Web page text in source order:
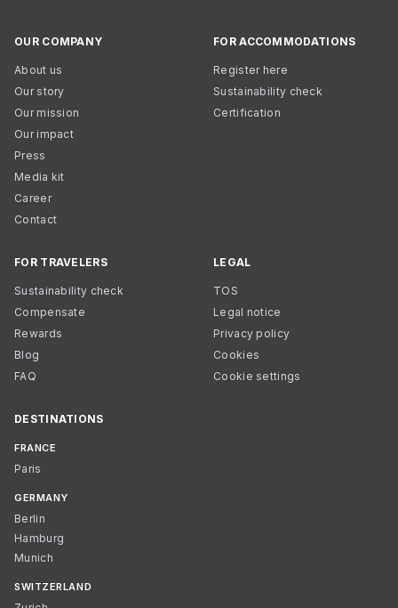
OUR COMPANY
About us
Our story
Our mission
Our impact
Press
Media kit
Career
Contact
FOR ACCOMMODATIONS
Register here
Sustainability check
Certification
FOR TRAVELERS
Sustainability check
Compensate
Rewards
Blog
FAQ
LEGAL
TOS
Legal notice
Privacy policy
Cookies
Cookie settings
DESTINATIONS
FRANCE
Paris
GERMANY
Berlin
Hamburg
Munich
SWITZERLAND